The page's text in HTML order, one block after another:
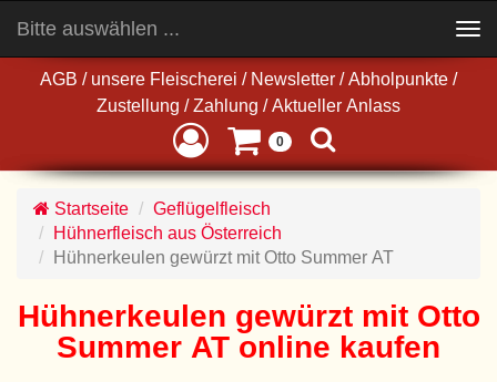
AGB / unsere Fleischerei / Newsletter / Abholpunkte /
Zustellung / Zahlung / Aktueller Anlass
0
Bitte auswählen ...
navigation
Startseite
Geflügelfleisch
Hühnerfleisch aus Österreich
Hühnerkeulen gewürzt mit Otto Summer AT
Hühnerkeulen gewürzt mit Otto
Summer AT online kaufen